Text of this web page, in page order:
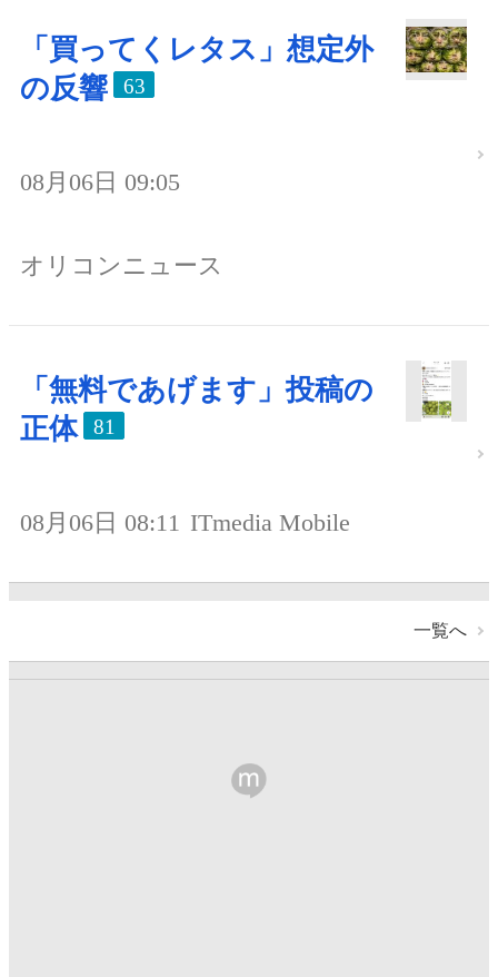
「買ってくレタス」想定外
の反響
63
08月06日 09:05
オリコンニュース
「無料であげます」投稿の
正体
81
08月06日 08:11 ITmedia Mobile
一覧へ